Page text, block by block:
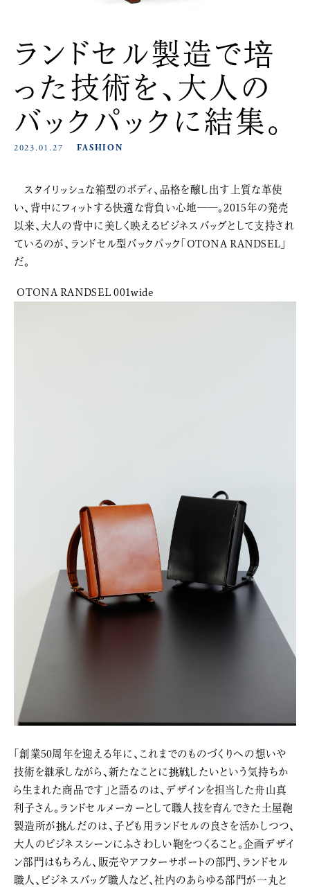
ランドセル製造で培
った技術を、大人の
バックパックに結集。
2023.01.27 FASHION
スタイリッシュな箱型のボディ、品格を醸し出す上質な革使
い、背中にフィットする快適な背負い心地――。2015年の発売
以来、大人の背中に美しく映えるビジネスバッグとして支持され
ているのが、ランドセル型バックパック「OTONA RANDSEL」
だ。
OTONA RANDSEL 001wide
「創業50周年を迎える年に、これまでのものづくりへの想いや
技術を継承しながら、新たなことに挑戦したいという気持ちか
ら生まれた商品です」と語るのは、デザインを担当した舟山真
利子さん。ランドセルメーカーとして職人技を育んできた土屋鞄
製造所が挑んだのは、子ども用ランドセルの良さを活かしつつ、
大人のビジネスシーンにふさわしい鞄をつくること。企画デザイ
ン部門はもちろん、販売やアフターサポートの部門、ランドセル
職人、ビジネスバッグ職人など、社内のあらゆる部門が一丸と